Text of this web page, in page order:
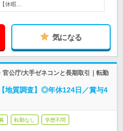
休暇…
気になる
公庁/大手ゼネコンと長期取引｜転勤
地質調査】◎年休124日／賞与4
転勤なし 学歴不問